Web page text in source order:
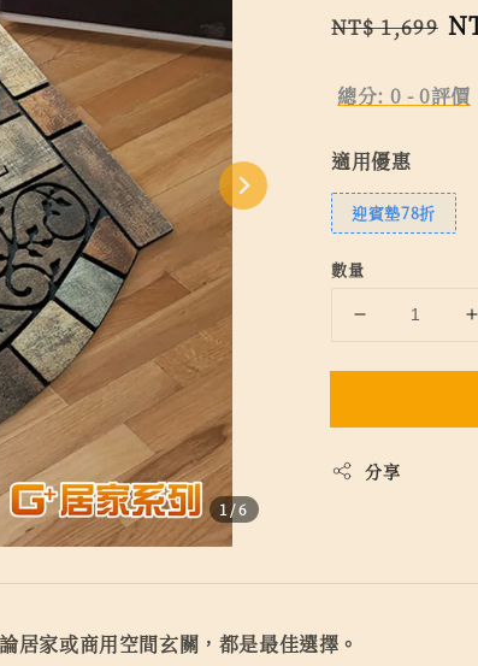
1 /6
Regular
NT$ 1,699
總分: 0 -0評價
適用優惠
迎賓墊78折
數量
分享
居家或商用空間玄關，都是最佳選擇。